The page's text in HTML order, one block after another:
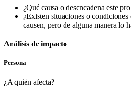
¿Qué causa o desencadena este
¿Existen situaciones o condiciones
causen, pero de alguna manera lo
Análisis de impacto
Persona
¿A quién afecta?